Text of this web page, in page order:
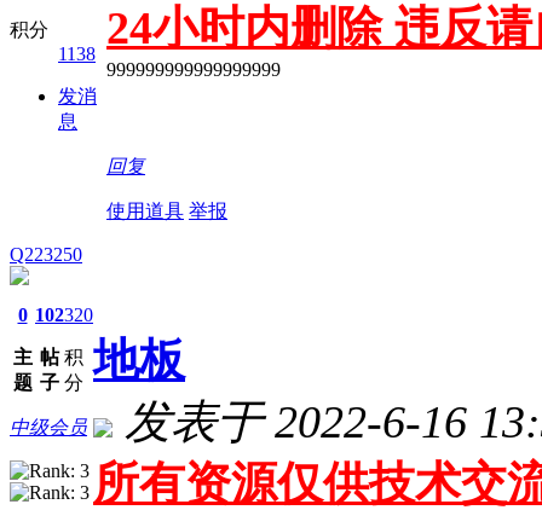
积分
1138
发消
息
24小时内删除 违反
999999999999999999
回复
使用道具 举报
Q223250
0
主
题
102
帖
子
320
积
分
中级会员
地板
发表于 2022-6-16
所有资源仅供技术交